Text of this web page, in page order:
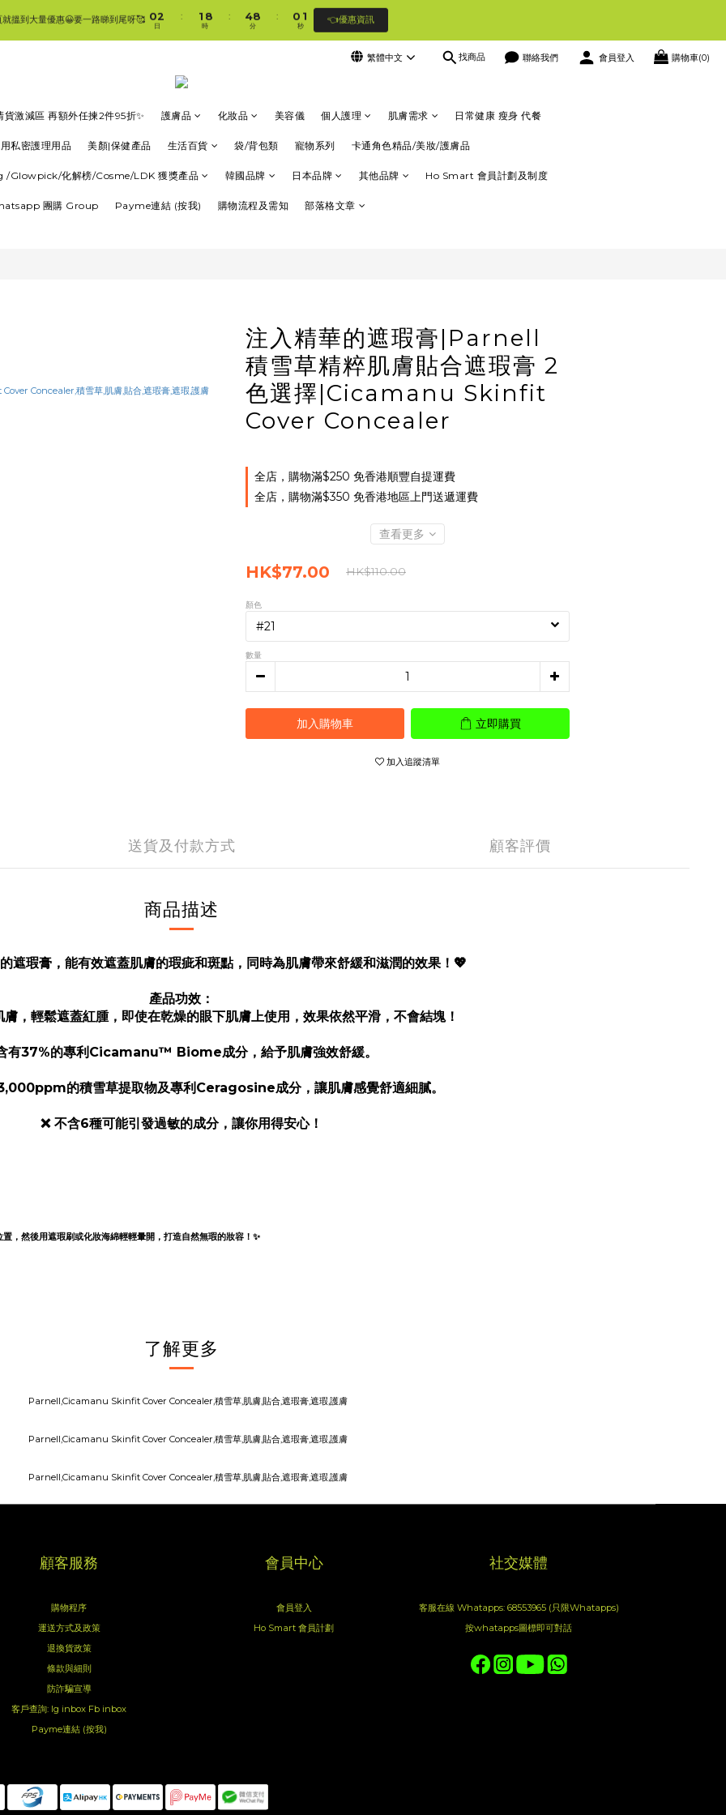
🛍香港購物滿$250免順豐自提櫃🚛 | 香港滿$350/澳門滿$499即免運費直接送上門 🥰
搵到大量優惠😀要一路睇到尾呀🥰 02
1
日
:
1
0
8
7
時
:
4
3
8
7
1
分
:
0 0
秒
👈優惠資訊
繁體中文 找商品 聯絡我們 會員登入 購物車(0)
貨激減區 再額外任揀2件95折✨ 護膚品 化妝品 美容儀 個人護理 肌膚需求 日常健康 瘦身 代餐
私密護理用品 美顏|保健產品 生活百貨 袋/背包類 寵物系列 卡通角色精品/美妝/護膚品
/Glowpick/化解榜/Cosme/LDK 獲獎產品 韓國品牌 日本品牌 其他品牌 Ho Smart 會員計劃及制度
團購 Group Payme連結 (按我) 購物流程及需知 部落格文章
注入精華的遮瑕膏|Parnell
積雪草精粹肌膚貼合遮瑕膏 2
色選擇|Cicamanu Skinfit
Cover Concealer
全店，購物滿$250 免香港順豐自提運費
全店，購物滿$350 免香港地區上門送遞運費
查看更多
HK$77.00 HK$110.00
顏色
數量
加入購物車 立即購買
加入追蹤清單
送貨及付款方式 顧客評價
商品描述
遮瑕膏，能有效遮蓋肌膚的瑕疵和斑點，同時為肌膚帶來舒緩和滋潤的效果！💖
產品功效：
，輕鬆遮蓋紅腫，即使在乾燥的眼下肌膚上使用，效果依然平滑，不會結塊！
有37%的專利Cicamanu™ Biome成分，給予肌膚強效舒緩。
的積雪草提取物及專利Ceragosine成分，讓肌膚感覺舒適細膩。
❌ 不含6種可能引發過敏的成分，讓你用得安心！
，然後用遮瑕刷或化妝海綿輕輕暈開，打造自然無瑕的妝容！✨
了解更多
立即購買
顧客服務
購物程序
運送方式及政策
退換貨政策
條款與細則
防詐騙宣導
客戶查詢: Ig inbox Fb inbox
Payme連結 (按我)
會員中心
會員登入
Ho Smart 會員計劃
社交媒體
客服在線 Whatapps: 68553965 (只限Whatapps)
按whatapps圖標即可對話